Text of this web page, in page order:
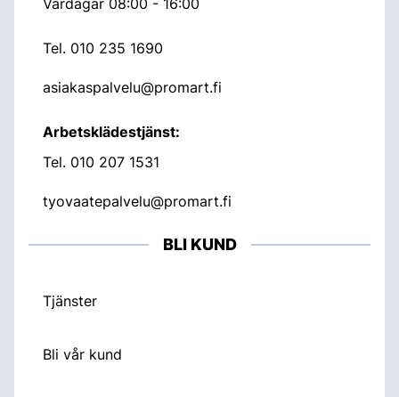
Tel. 010 235 1690
asiakaspalvelu@promart.fi
Arbetsklädestjänst:
Tel. 010 207 1531
tyovaatepalvelu@promart.fi
BLI KUND
Tjänster
Bli vår kund